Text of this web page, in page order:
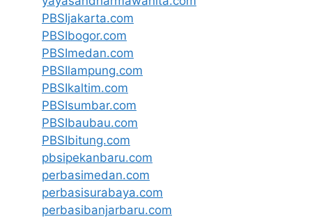
PBSIjakarta.com
PBSIbogor.com
PBSImedan.com
PBSIlampung.com
PBSIkaltim.com
PBSIsumbar.com
PBSIbaubau.com
PBSIbitung.com
pbsipekanbaru.com
perbasimedan.com
perbasisurabaya.com
perbasibanjarbaru.com